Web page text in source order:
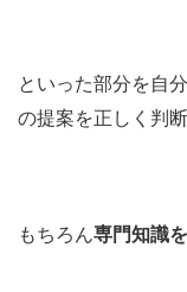
といった部分を自
の提案を正しく判
もちろん専門知識